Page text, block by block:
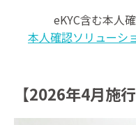
eKYC含む本人
本人確認ソリューシ
【2026年4月施